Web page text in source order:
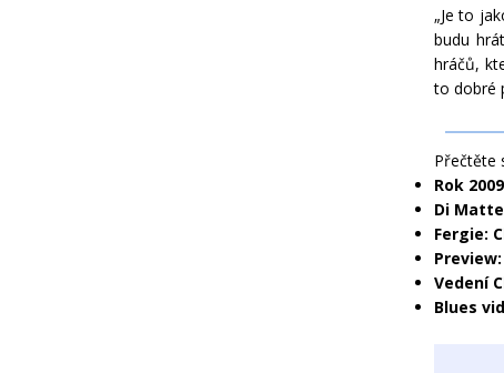
„Je to
budu
hráčů,
to dobré
Přečtěte
Rok
Di
Fergie:
Vedení
Blues